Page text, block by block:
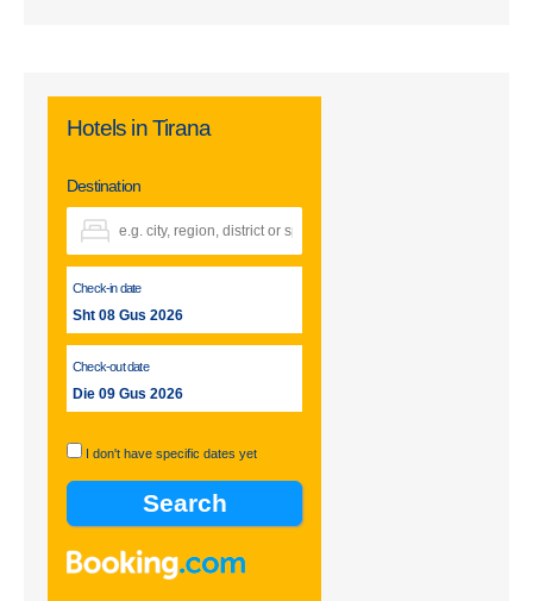
Hotels in Tirana
Destination
Check-in date
Sht 08 Gus 2026
Check-out date
Die 09 Gus 2026
I don't have specific dates yet